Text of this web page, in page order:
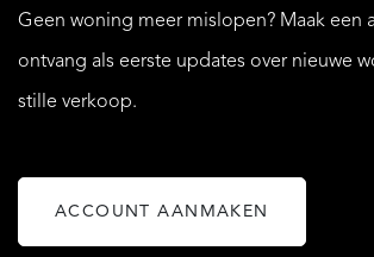
Geen woning meer mislopen? Maak een
ontvang als eerste updates over nieuwe
stille verkoop.
ACCOUNT AANMAKEN